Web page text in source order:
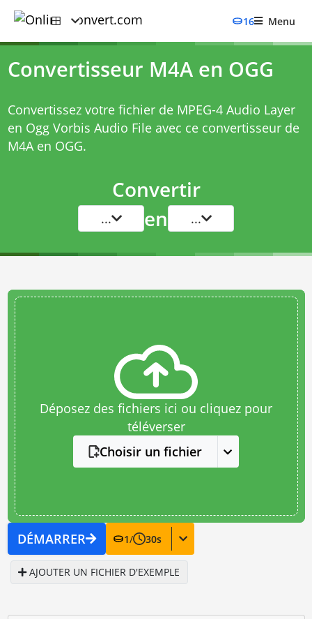
16 Menu
Convertisseur M4A en OGG
Convertissez votre fichier de MPEG-4 Audio Layer
en Ogg Vorbis Audio File avec ce convertisseur de
M4A en OGG.
Convertir
... en ...
Déposez des fichiers ici ou cliquez pour
téléverser
Choisir un fichier
DÉMARRER 1/ 30s
AJOUTER UN FICHIER D'EXEMPLE